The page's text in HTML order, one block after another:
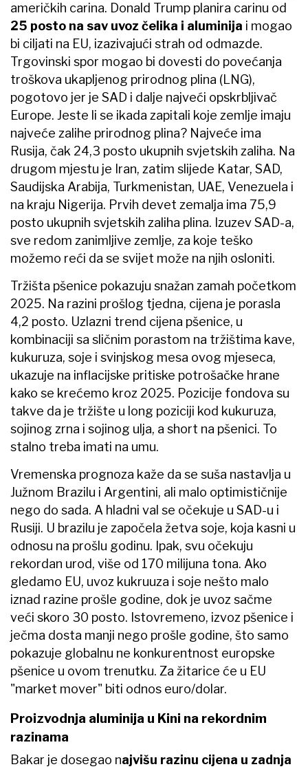
američkih carina. Donald Trump planira carinu od
25 posto na sav uvoz čelika i aluminija i mogao
bi ciljati na EU, izazivajući strah od odmazde.
Trgovinski spor mogao bi dovesti do povećanja
troškova ukapljenog prirodnog plina (LNG),
pogotovo jer je SAD i dalje najveći opskrbljivač
Europe. Jeste li se ikada zapitali koje zemlje imaju
najveće zalihe prirodnog plina? Najveće ima
Rusija, čak 24,3 posto ukupnih svjetskih zaliha. Na
drugom mjestu je Iran, zatim slijede Katar, SAD,
Saudijska Arabija, Turkmenistan, UAE, Venezuela i
na kraju Nigerija. Prvih devet zemalja ima 75,9
posto ukupnih svjetskih zaliha plina. Izuzev SAD-a,
sve redom zanimljive zemlje, za koje teško
možemo reći da se svijet može na njih osloniti.
Tržišta pšenice pokazuju snažan zamah početkom
2025. Na razini prošlog tjedna, cijena je porasla
4,2 posto. Uzlazni trend cijena pšenice, u
kombinaciji sa sličnim porastom na tržištima kave,
kukuruza, soje i svinjskog mesa ovog mjeseca,
ukazuje na inflacijske pritiske potrošačke hrane
kako se krećemo kroz 2025. Pozicije fondova su
takve da je tržište u long poziciji kod kukuruza,
sojinog zrna i sojinog ulja, a short na pšenici. To
stalno treba imati na umu.
Vremenska prognoza kaže da se suša nastavlja u
Južnom Brazilu i Argentini, ali malo optimističnije
nego do sada. A hladni val se očekuje u SAD-u i
Rusiji. U brazilu je započela žetva soje, koja kasni u
odnosu na prošlu godinu. Ipak, svu očekuju
rekordan urod, više od 170 milijuna tona. Ako
gledamo EU, uvoz kukruuza i soje nešto malo
iznad razine prošle godine, dok je uvoz sačme
veći skoro 30 posto. Istovremeno, izvoz pšenice i
ječma dosta manji nego prošle godine, što samo
pokazuje globalnu ne konkurentnost europske
pšenice u ovom trenutku. Za žitarice će u EU
"market mover" biti odnos euro/dolar.
Proizvodnja aluminija u Kini na rekordnim
razinama
Bakar je dosegao najvišu razinu cijena u zadnja